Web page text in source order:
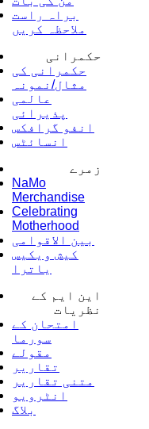
براہ راست
ملاحظہ کریں
حکمرانی
حکمرانی کی
مثال/نمونہ
عالمی
پذیرائی
انفو گرافکس
انسائٹس
زمرے
NaMo
Merchandise
Celebrating
Motherhood
بین الاقوامی
کیش ویکیس
یاترا
این ایم کے
نظریات
امتحان کے
سورما
مقولے
تقاریر
متنی تقاریر
انٹرویو
بلاگ